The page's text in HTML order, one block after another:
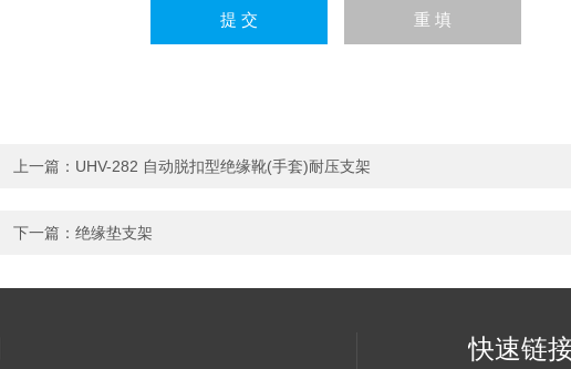
上一篇： UHV-282 自动脱扣型绝缘靴(手套)耐压支架
下一篇： 绝缘垫支架
快速链